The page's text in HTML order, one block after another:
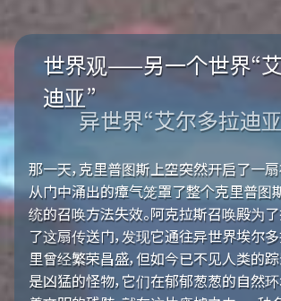
世界观——另一个世界“
迪亚”
异世界“艾尔多拉迪
那一天，克里普图斯上空突然开启了一
从门中涌出的瘴气笼罩了整个克里普图
统的召唤方法失效。阿克拉斯召唤殿为
了这扇传送门，发现它通往异世界埃尔
里曾经繁荣昌盛，但如今已不见人类的
是凶猛的怪物，它们在郁郁葱葱的自然